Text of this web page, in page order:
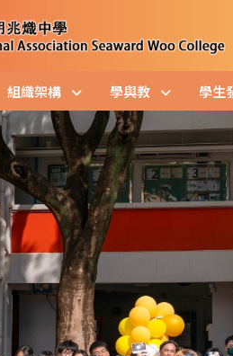
組織架構 學與教 學生